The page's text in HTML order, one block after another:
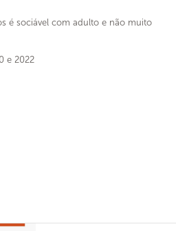
é sociável com adulto e não muito
e 2022